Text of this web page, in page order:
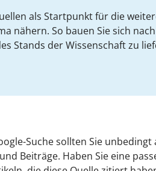
als Startpunkt für die
nähern. So bauen Sie sich
Stands der Wissenschaft zu
Suche sollten Sie unbedingt
Beiträge. Haben Sie eine